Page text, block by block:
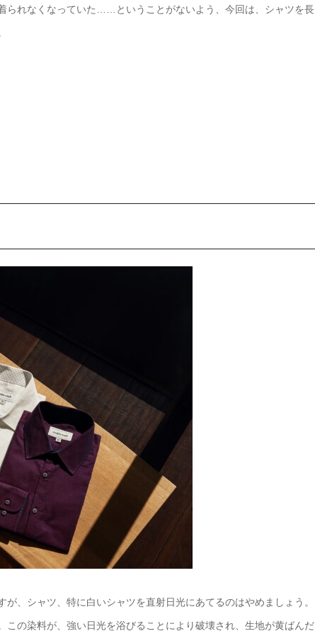
られなくなっていた……ということがないよう、今回は、シャツを長
、シャツ、特に白いシャツを直射日光にあてるのはやめましょう。
の染料が、強い日光を浴びることにより破壊され、生地が黄ばんだ